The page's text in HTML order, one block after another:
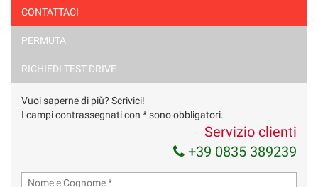
CONTATTACI
PERMUTA
RICHIEDI TEST DRIVE
Vuoi saperne di più? Scrivici!
I campi contrassegnati con * sono obbligatori.
Servizio clienti
+39 0835 389239